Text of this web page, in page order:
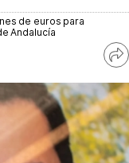
de euros para
Andalucía